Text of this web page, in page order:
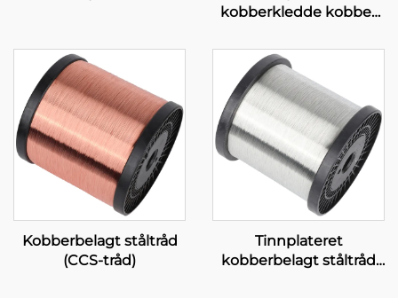
kobberkledde kobber
Kobberbelagt ståltråd
(CCS-tråd)
Tinnplateret
kobberbelagt ståltråd